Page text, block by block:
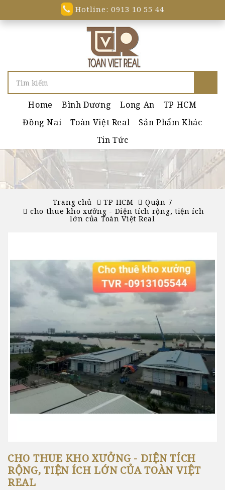
Hotline: 0913 10 55 44
Home Bình Dương Long An
TP HCM
Đồng Nai
Toàn Việt Real
Sản Phẩm Khác
Tin Tức
Trang chủ TP HCM
Quận 7
cho thue kho xưởng - Diện tích rộng, tiện ích
lớn của Toàn Việt Real
CHO THUE KHO XƯỞNG - DIỆN TÍCH
RỘNG, TIỆN ÍCH LỚN CỦA TOÀN VIỆT
REAL